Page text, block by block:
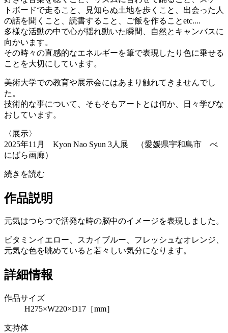
トボードで走ること、見知らぬ土地を歩くこと、出会った人
の話を聞くこと、読書すること、ご飯を作ることetc....
多様な活動の中で心が揺れ動いた瞬間、自然とキャンバスに
向かいます。
その時々の直感的なエネルギーを筆で表現したり色に乗せる
ことを大切にしています。
美術大学での教育や展示会にはあまり触れてきませんでし
た。
技術的な事について、そもそもアートとは何か、日々学びな
おしています。
〈展示〉
2025年11月 Kyon Nao Syun 3人展 （愛媛県宇和島市 べ
にばら画廊）
続きを読む
作品説明
元気はつらつで活発な時の脳中のイメージを表現しました。
ビタミンイエロー、スカイブルー、フレッシュなオレンジ、
元気な色を眺めていると若々しい気分になります。
詳細情報
作品サイズ
H275×W220×D17［mm］
支持体